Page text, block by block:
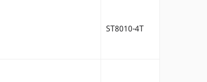
ST8010-4T